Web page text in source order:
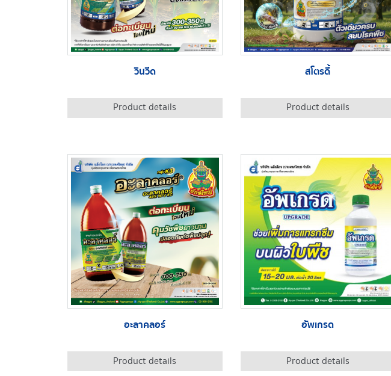
วินวีด
Product details
สโตรดี้
Product details
อะลาคลอร์
Product details
อัพเกรด
Product details